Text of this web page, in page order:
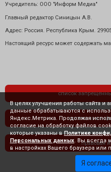
Учредитель: ООО "Информ Медиа"
Главный редактор Синицын А.В.
Адрес: Россия. Республика Крым.
Настоящий ресурс может содержать
список
политика
правовая
В целях улучшения работы сайта и
данные обрабатываются с
Яндекс.Метрика. Продолжая
согласие на обработку файлов
которые указаны в Политике
Персональных данных . Вы
в настройках Вашего браузера или
Я